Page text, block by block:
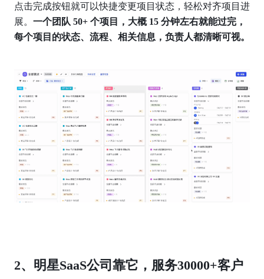
点击完成按钮就可以快捷变更项目状态，轻松对齐项目进
展。 一个团队 50+ 个项目，大概 15 分钟左右就能过完，
每个项目的状态、流程、相关信息，负责人都清晰可视。
2、明星SaaS公司靠它，服务30000+客户